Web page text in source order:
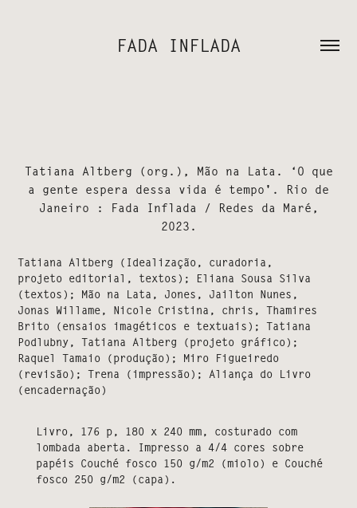
FADA INFLADA
Tatiana Altberg (org.), Mão na Lata. ‘O que
a gente espera dessa vida é tempo'. Rio de
Janeiro : Fada Inflada / Redes da Maré,
2023.
Tatiana Altberg (Idealização, curadoria,
projeto editorial, textos); Eliana Sousa Silva
(textos); Mão na Lata, Jones, Jailton Nunes,
Jonas Willame, Nicole Cristina, chris, Thamires
Brito (ensaios imagéticos e textuais); Tatiana
Podlubny, Tatiana Altberg (projeto gráfico);
Raquel Tamaio (produção); Miro Figueiredo
(revisão); Trena (impressão); Aliança do Livro
(encadernação)
Livro, 176 p, 180 x 240 mm, costurado com
lombada aberta. Impresso a 4/4 cores sobre
papéis Couché fosco 150 g/m2 (miolo) e Couché
fosco 250 g/m2 (capa).